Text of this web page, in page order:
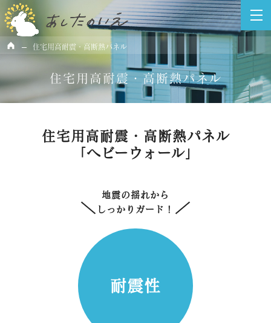
ホーム住宅用高耐震・高断熱パネル
住宅用高耐震・高断熱パネル
土地探しから注文住宅まで一貫した対応。理想の住宅を実現します。
住宅用高耐震・高断熱パネル
「ヘビーウォール」
地震の揺れから
しっかりガード！
耐震性